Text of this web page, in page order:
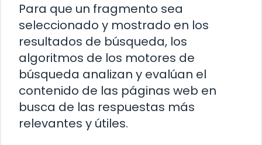
Para que un fragmento sea
seleccionado y mostrado en los
resultados de búsqueda, los
algoritmos de los motores de
búsqueda analizan y evalúan el
contenido de las páginas web en
busca de las respuestas más
relevantes y útiles.